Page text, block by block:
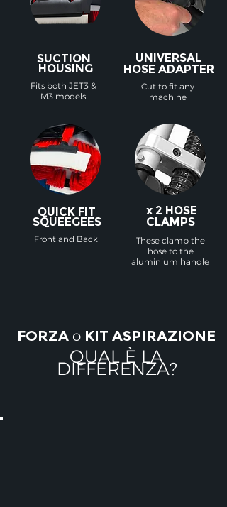
SUCTION
HOUSING
Fits both JET3 &
M3 models
QUICK FIT
SQUEEGEES
Front and Back
UNIVERSAL
HOSE ADAPTER
Cut to fit any
machine
x 2 HOSE
CLAMPS
These clamp the
hose to the
aluminium handle
FORZA o KIT ASPIRAZIONE
QUAL È LA
DIFFERENZA?